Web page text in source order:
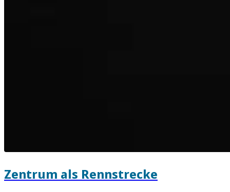
Zentrum als Rennstrecke